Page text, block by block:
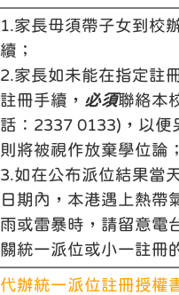
1.家長毋須帶子女到校
續；
2.家長如未能在指定註
註冊手續， 必須聯絡本
話：2337 0133)，以便
則將被視作放棄學位論；
3.如在公布派位結果當
日期內，本港遇上熱帶
雨或雷暴時，請留意電
關統一派位或小一註冊
代辦統一派位註冊授權